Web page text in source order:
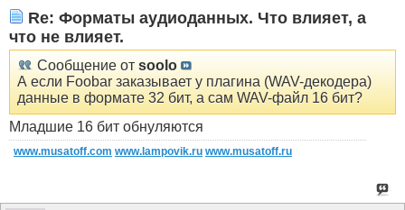
Re: Форматы аудиоданных. Что влияет, а
что не влияет.
Сообщение от soolo
А если Foobar заказывает у плагина (WAV-декодера)
данные в формате 32 бит, а сам WAV-файл 16 бит?
Младшие 16 бит обнуляются
www.musatoff.com www.lampovik.ru www.musatoff.ru